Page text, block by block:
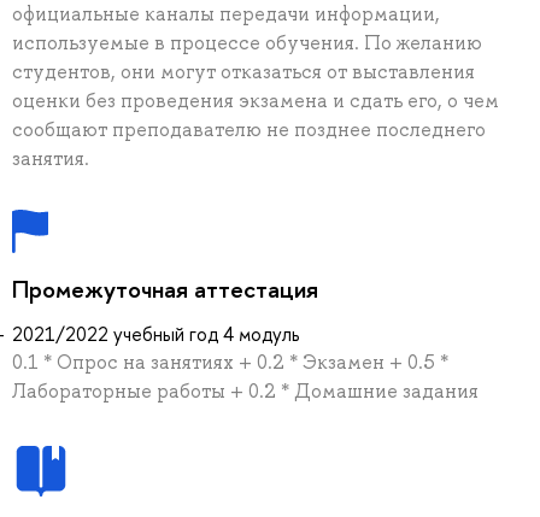
официальные каналы передачи информации,
используемые в процессе обучения. По желанию
студентов, они могут отказаться от выставления
оценки без проведения экзамена и сдать его, о чем
сообщают преподавателю не позднее последнего
занятия.
Промежуточная аттестация
2021/2022 учебный год 4 модуль
0.1 * Опрос на занятиях + 0.2 * Экзамен + 0.5 *
Лабораторные работы + 0.2 * Домашние задания